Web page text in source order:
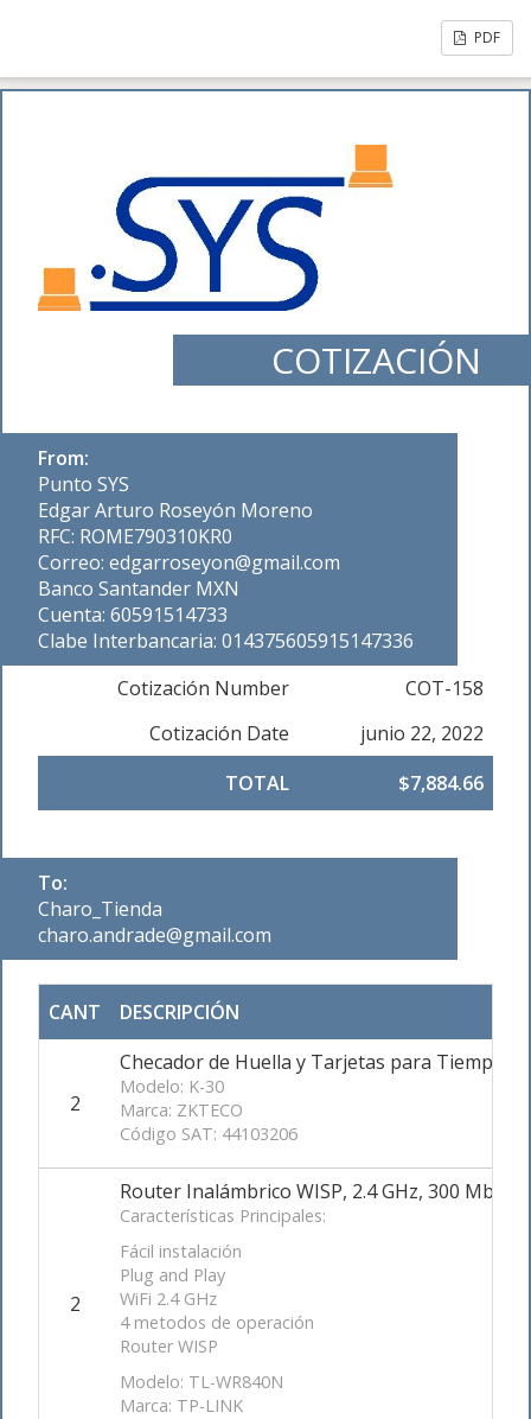
PDF
COTIZACIÓN
From:
Punto SYS
Edgar Arturo Roseyón Moreno
RFC: ROME790310KR0
Correo: edgarroseyon@gmail.com
Banco Santander MXN
Cuenta: 60591514733
Clabe Interbancaria: 014375605915147336
Cotización Number
COT-158
Cotización Date
junio 22, 2022
TOTAL
$7,884.66
To:
Charo_Tienda
charo.andrade@gmail.com
CANT DESCRIPCIÓN
2
Checador de Huella y Tarjetas para Tiempo y
Modelo: K-30
Marca: ZKTECO
Código SAT: 44103206
2
Router Inalámbrico WISP, 2.4 GHz, 300
Características Principales:
Fácil instalación
Plug and Play
WiFi 2.4 GHz
4 metodos de operación
Router WISP
Modelo: TL-WR840N
Marca: TP-LINK